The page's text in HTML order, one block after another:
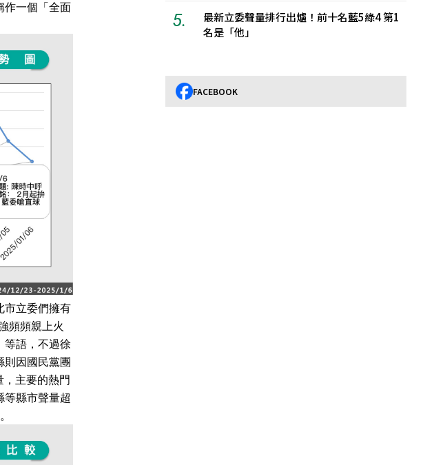
作一個「全面
市立委們擁有
頻頻親上火
等語，不過徐
則因國民黨團
，主要的熱門
等縣市聲量超
5.
最新立委聲量排行出爐！前十名藍5綠4 第1
名是「他」
FACEBOOK